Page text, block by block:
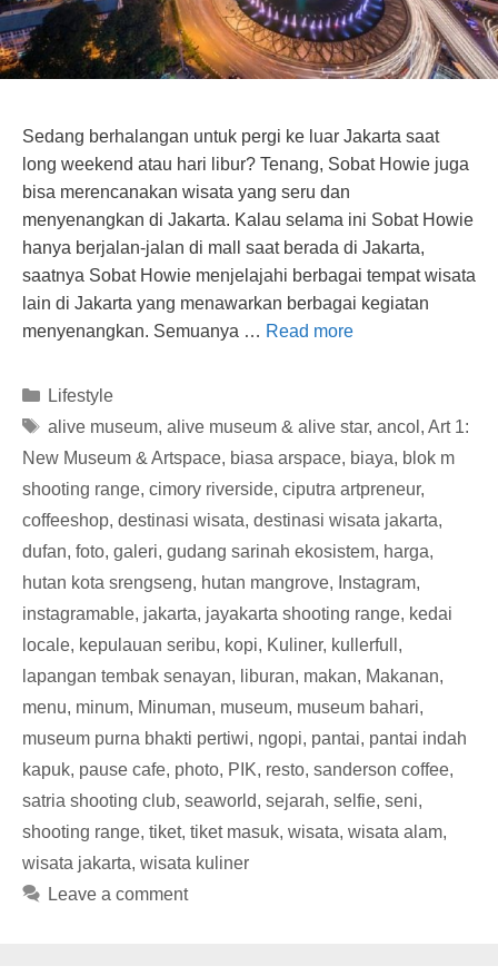
Sedang berhalangan untuk pergi ke luar Jakarta saat
long weekend atau hari libur? Tenang, Sobat Howie juga
bisa merencanakan wisata yang seru dan
menyenangkan di Jakarta. Kalau selama ini Sobat Howie
hanya berjalan-jalan di mall saat berada di Jakarta,
saatnya Sobat Howie menjelajahi berbagai tempat wisata
lain di Jakarta yang menawarkan berbagai kegiatan
menyenangkan. Semuanya … Read more
Categories
Lifestyle
Tags
alive museum, alive museum & alive star, ancol , Art 1:
New Museum & Artspace, biasa arspace, biaya, blok m
shooting range, cimory riverside, ciputra artpreneur,
coffeeshop, destinasi wisata, destinasi wisata jakarta,
dufan, foto, galeri, gudang sarinah ekosistem, harga,
hutan kota srengseng, hutan mangrove, Instagram,
instagramable, jakarta, jayakarta shooting range, kedai
locale, kepulauan seribu, kopi, Kuliner, kullerfull ,
lapangan tembak senayan, liburan, makan, Makanan,
menu, minum, Minuman, museum, museum bahari,
museum purna bhakti pertiwi, ngopi, pantai, pantai indah
kapuk, pause cafe, photo, PIK, resto, sanderson coffee,
satria shooting club, seaworld, sejarah, selfie, seni,
shooting range, tiket, tiket masuk, wisata, wisata alam,
wisata jakarta, wisata kuliner
Leave a comment